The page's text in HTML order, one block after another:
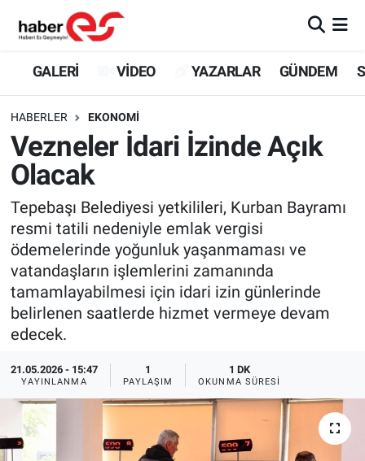
GALERİ VİDEO YAZARLAR GÜNDEM
HABERLER EKONOMİ
Vezneler İdari İzinde Açık
Olacak
Tepebaşı Belediyesi yetkilileri, Kurban Bayramı
resmi tatili nedeniyle emlak vergisi
ödemelerinde yoğunluk yaşanmaması ve
vatandaşların işlemlerini zamanında
tamamlayabilmesi için idari izin günlerinde
belirlenen saatlerde hizmet vermeye devam
edecek.
21.05.2026 - 15:47
YAYINLANMA
1
PAYLAŞIM
1 DK
OKUNMA SÜRESI
GALERİ
YAZARLAR
GÜNDEM
SİYASET
TEKNOLOJİ
EKONOMİ
Eskişehir Nöbetçi Eczaneler
Eskişehir Trafik Yoğunluk Haritası
Süper Lig Puan Durumu ve Fikstür
Tüm Manşetler
Son Dakika Haberleri
Haber Arşivi